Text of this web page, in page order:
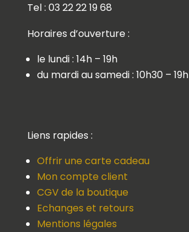
Tel : 03 22 22 19 68
Horaires d’ouverture :
le lundi : 14h – 19h
du mardi au samedi : 10h30 – 19h
Liens rapides :
Offrir une carte cadeau
Mon compte client
CGV de la boutique
Echanges et retours
Mentions légales